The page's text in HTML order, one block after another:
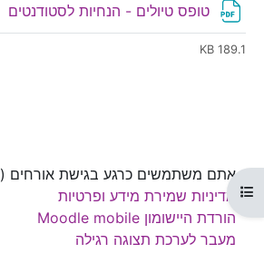
תצוגת רשימת הנושאים בקורס
טופס טיולים - הנחיות לסטודנטים
189.1 KB
אתם משתמשים כרגע בגישת אורחים (
מדיניות שמירת מידע ופרטיות
הורדת היישומון Moodle mobile
מעבר לערכת תצוגה רגילה